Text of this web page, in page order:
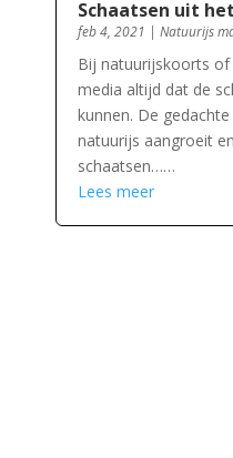
Schaatsen uit
feb 4, 2021 | Natuurijs
Bij natuurijskoorts
media altijd dat de
kunnen. De
natuurijs aangroeit
schaatsen……
Lees meer